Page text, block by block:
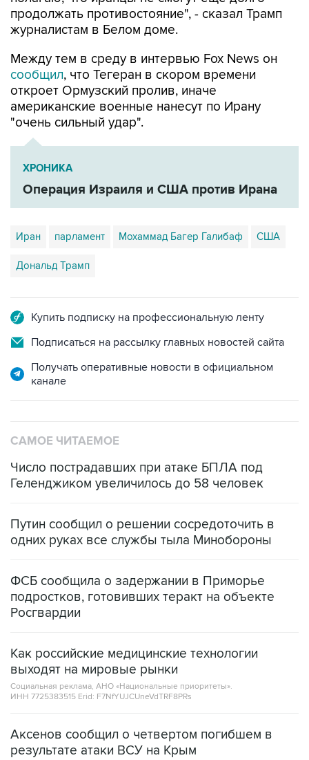
продолжать противостояние", - сказал Трамп
журналистам в Белом доме.
Между тем в среду в интервью Fox News он
сообщил, что Тегеран в скором времени
откроет Ормузский пролив, иначе
американские военные нанесут по Ирану
"очень сильный удар".
ХРОНИКА
Операция Израиля и США против Ирана
Иран парламент Мохаммад Багер Галибаф США
Дональд Трамп
Купить подписку на профессиональную ленту
Подписаться на рассылку главных новостей сайта
Получать оперативные новости в официальном
канале
САМОЕ ЧИТАЕМОЕ
Число пострадавших при атаке БПЛА под
Геленджиком увеличилось до 58 человек
Путин сообщил о решении сосредоточить в
одних руках все службы тыла Минобороны
ФСБ сообщила о задержании в Приморье
подростков, готовивших теракт на объекте
Росгвардии
Как российские медицинские технологии
выходят на мировые рынки
Социальная реклама, АНО «Национальные приоритеты».
ИНН 7725383515 Erid: F7NfYUJCUneVdTRF8PRs
Аксенов сообщил о четвертом погибшем в
результате атаки ВСУ на Крым